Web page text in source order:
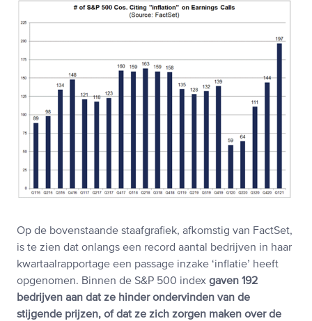
Op de bovenstaande staafgrafiek, afkomstig van FactSet,
is te zien dat onlangs een record aantal bedrijven in haar
kwartaalrapportage een passage inzake ‘inflatie’ heeft
opgenomen. Binnen de S&P 500 index gaven 192
bedrijven aan dat ze hinder ondervinden van de
stijgende prijzen, of dat ze zich zorgen maken over de